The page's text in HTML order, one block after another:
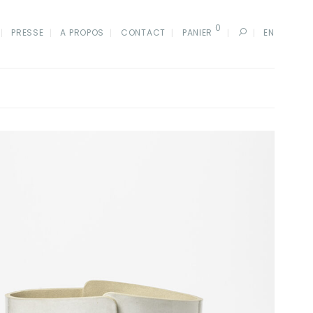
PRESSE A PROPOS CONTACT PANIER 0 EN